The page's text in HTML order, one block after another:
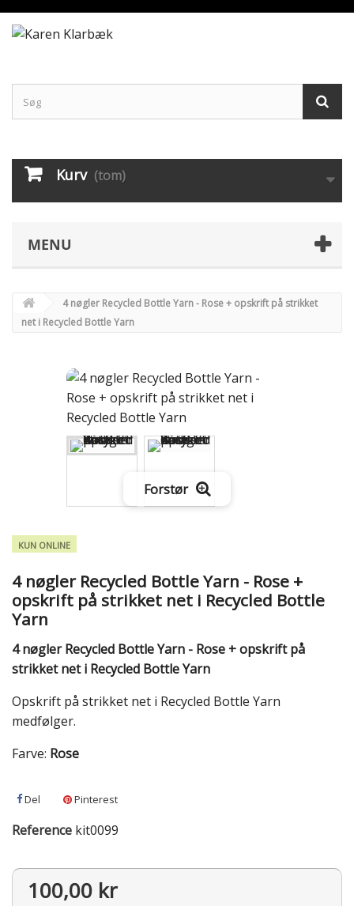
Kurv (tom)
MENU
4 nøgler Recycled Bottle Yarn - Rose + opskrift på strikket
net i Recycled Bottle Yarn
Forstør
KUN ONLINE
4 nøgler Recycled Bottle Yarn - Rose +
opskrift på strikket net i Recycled Bottle
Yarn
4 nøgler Recycled Bottle Yarn - Rose + opskrift på
strikket net i Recycled Bottle Yarn
Opskrift på strikket net i Recycled Bottle Yarn
medfølger.
Farve: Rose
Del Pinterest
Reference kit0099
100,00 kr